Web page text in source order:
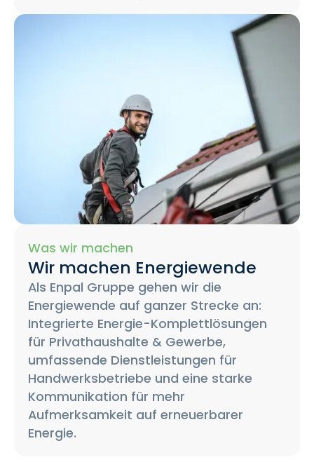
Was wir machen
Wir machen Energiewende
Als Enpal Gruppe gehen wir die
Energiewende auf ganzer Strecke an:
Integrierte Energie-Komplettlösungen
für Privathaushalte & Gewerbe,
umfassende Dienstleistungen für
Handwerksbetriebe und eine starke
Kommunikation für mehr
Aufmerksamkeit auf erneuerbarer
Energie.